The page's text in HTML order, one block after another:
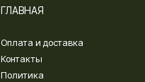
ГЛАВНАЯ
Оплата и доставка
Контакты
Политика